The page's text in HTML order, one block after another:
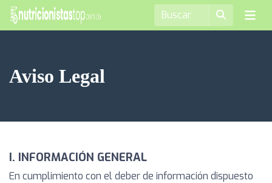
Aviso Legal
I. INFORMACIÓN GENERAL
En cumplimiento con el deber de información dispuesto